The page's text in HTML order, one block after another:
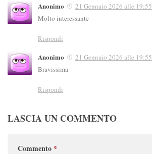
Anonimo
21 Gennaio 2026 alle 19:55
Molto interessante
Rispondi
Anonimo
21 Gennaio 2026 alle 19:55
Bravissima
Rispondi
LASCIA UN COMMENTO
Commento *